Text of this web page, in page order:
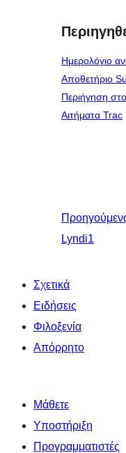
Ημερολόγιο
Αποθετήριο
Περιήγηση
Αιτήματα Trac
Lyndi1
Σχετικά
Ειδήσεις
Φιλοξενία
Απόρρητο
Μάθετε
Υποστήριξη
Προγραμματιστές